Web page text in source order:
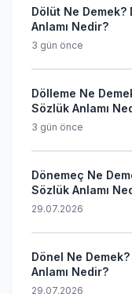
Dölüt Ne
Anlamı Nedir?
3 gün önce
Dölleme Ne
Sözlük Anlamı
3 gün önce
Dönemeç Ne
Sözlük Anlamı
29.07.2026
Dönel Ne
Anlamı Nedir?
29.07.2026